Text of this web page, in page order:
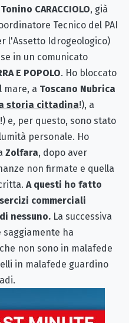
Tonino CARACCIOLO, già
Tecnico del PAI
l'Assetto Idrogeologico)
in un comunicato
E POPOLO. Ho bloccato
mare, a Toscano Nubrica
storia cittadina!), a
e, per questo, sono stato
personale. Ho
Zolfara, dopo aver
non firmate e quella
A questi ho fatto
commerciali
nessuno. La successiva
saggiamente ha
non sono in malafede
in malafede guardino